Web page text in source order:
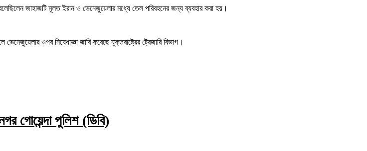
জাহাজটি মূলত ইরান ও ভেনেজুয়েলার মধ্যে তেল পরিবহনের জন্য ব্যবহার করা হয়।
ওপর নিষেধাজ্ঞা জারি করেছে যুক্তরাষ্ট্রের ট্রেজারি বিভাগ।
গোয়েন্দা পুলিশ (ডিবি)